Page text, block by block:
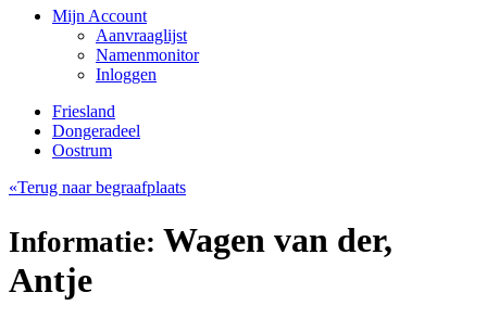
Mijn Account
Aanvraaglijst
Namenmonitor
Inloggen
Friesland
Dongeradeel
Oostrum
«Terug naar begraafplaats
Informatie: Wagen van der,
Antje